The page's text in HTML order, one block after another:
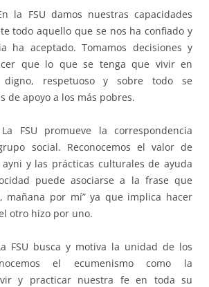
la FSU damos nuestras capacidades
todo aquello que se nos ha confiado y
ha aceptado. Tomamos decisiones y
que lo que se tenga que vivir en
digno, respetuoso y sobre todo se
de apoyo a los más pobres.
FSU promueve la correspondencia
social. Reconocemos el valor de
y las prácticas culturales de ayuda
puede asociarse a la frase que
mañana por mí” ya que implica hacer
otro hizo por uno.
FSU busca y motiva la unidad de los
el ecumenismo como la
y practicar nuestra fe en toda su